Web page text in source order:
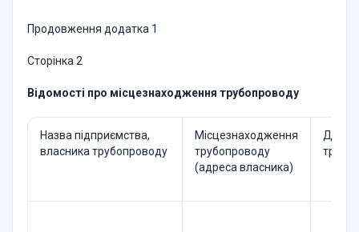
Продовження додатка 1
Сторінка 2
Відомості про місцезнаходження трубопроводу
Назва підприємства,
власника трубопроводу
Місцезнаходження
трубопроводу
(адреса власника)
Дата